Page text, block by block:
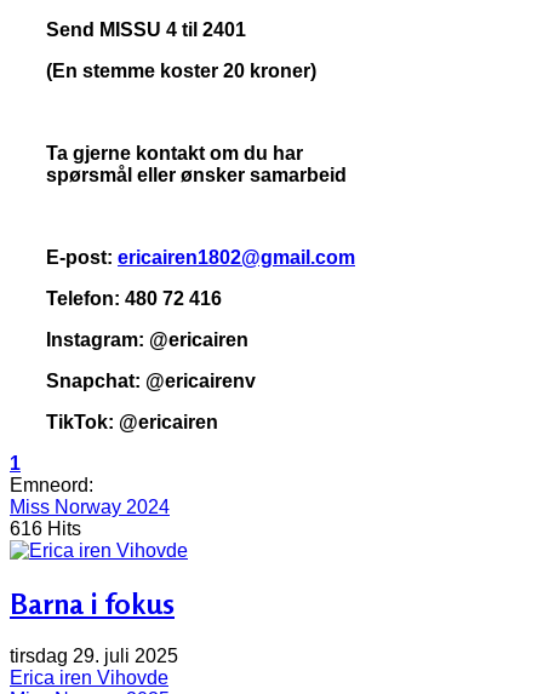
Send MISSU 4 til 2401
(En stemme koster 20 kroner)
Ta gjerne kontakt om du har
spørsmål eller ønsker samarbeid
E-post: ericairen1802@gmail.com
Telefon: 480 72 416
Instagram: @ericairen
Snapchat: @ericairenv
TikTok: @ericairen
1
Emneord:
Miss Norway 2024
616 Hits
Barna i fokus
tirsdag 29. juli 2025
Erica iren Vihovde